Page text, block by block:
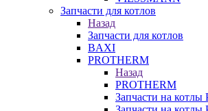
Запчасти для котлов
Назад
Запчасти для котлов
BAXI
PROTHERM
Назад
PROTHERM
Запчасти на